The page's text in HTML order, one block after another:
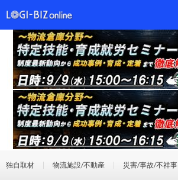
独自取材 物流施設/不動産 災害/事故/不祥事